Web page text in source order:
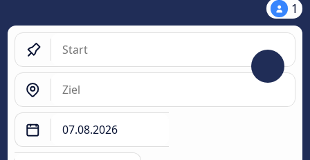
1